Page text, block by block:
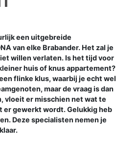
een uitgebreide
van elke Brabander. Het zal je
willen verlaten. Is het tijd voor
huis of knus appartement?
flinke klus, waarbij je echt wel
maar de vraag is dan
vloeit er misschien net wat te
er gewerkt wordt. Gelukkig heb
Deze specialisten nemen je